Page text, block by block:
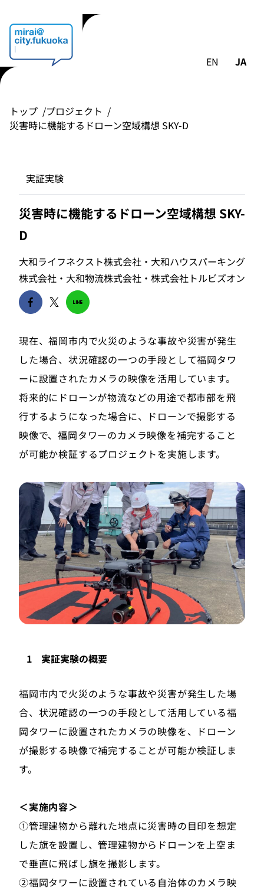
EN JA
トップ
プロジェクト
災害時に機能するドローン空域構想 SKY-D
実証実験
災害時に機能するドローン空域構想 SKY-
D
大和ライフネクスト株式会社・大和ハウスパーキング
株式会社・大和物流株式会社・株式会社トルビズオン
現在、福岡市内で火災のような事故や災害が発生
した場合、状況確認の一つの手段として福岡タワ
ーに設置されたカメラの映像を活用しています。
将来的にドローンが物流などの用途で都市部を飛
行するようになった場合に、ドローンで撮影する
映像で、福岡タワーのカメラ映像を補完すること
が可能か検証するプロジェクトを実施します。
1 実証実験の概要
福岡市内で火災のような事故や災害が発生した場
合、状況確認の一つの手段として活用している福
岡タワーに設置されたカメラの映像を、ドローン
が撮影する映像で補完することが可能か検証しま
す。
＜実施内容＞
①管理建物から離れた地点に災害時の目印を想定
した旗を設置し、管理建物からドローンを上空ま
で垂直に飛ばし旗を撮影します。
②福岡タワーに設置されている自治体のカメラ映